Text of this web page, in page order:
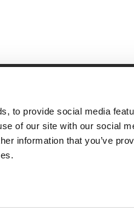
to provide social media
of our site with our social
information that you’ve